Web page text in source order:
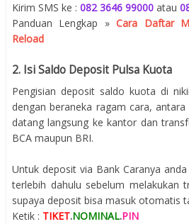
Kirim SMS ke : 082 3646 99000 atau
Panduan Lengkap »Cara Daftar
Reload
2. Isi Saldo Deposit Pulsa Kuota
Pengisian deposit saldo kuota di
dengan beraneka ragam cara,
datang langsung ke kantor dan
BCA maupun BRI.
Untuk deposit via Bank Caranya
terlebih dahulu sebelum melakukan
supaya deposit bisa masuk otomatis
Ketik : TIKET.NOMINAL.PIN